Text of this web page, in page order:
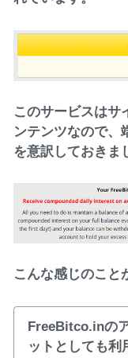
このサービスはサ
ンテンツなので、
を意訳しておきま
こんな感じのこと
FreeBitco.inの
ットとしても利